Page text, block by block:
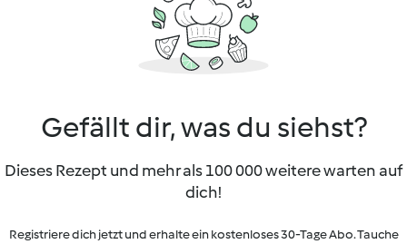
Gefällt dir, was du siehst?
Dieses Rezept und mehr als 100 000 weitere warten auf
dich!
Registriere dich jetzt und erhalte ein kostenloses 30-Tage Abo. Tauche